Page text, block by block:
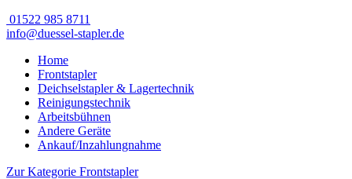
01522 985 8711
info@duessel-stapler.de
Home
Frontstapler
Deichselstapler & Lagertechnik
Reinigungstechnik
Arbeitsbühnen
Andere Geräte
Ankauf/Inzahlungnahme
Zur Kategorie Frontstapler